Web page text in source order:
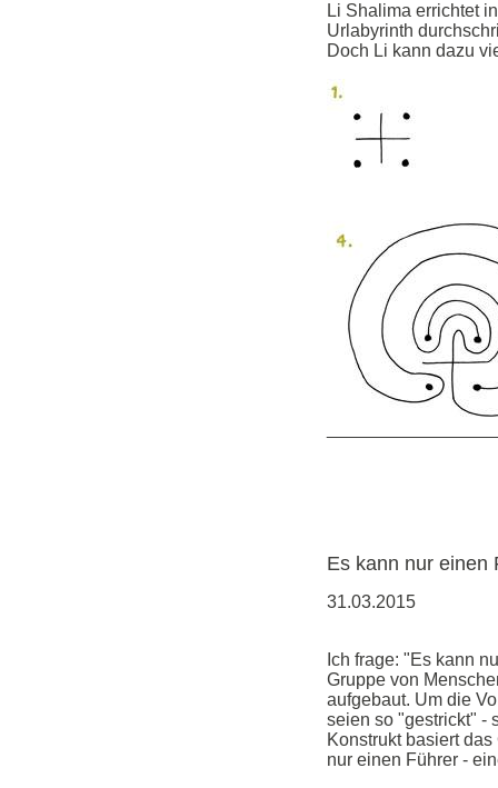
Li Shalima errichtet
Urlabyrinth
Doch Li kann dazu
Es kann nur einen
31.03.2015
Ich frage: "Es kann
Gruppe von
aufgebaut. Um die
seien so "gestrickt" -
Konstrukt basiert
nur einen Führer -